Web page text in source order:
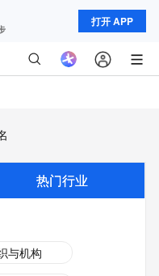
打开 APP
热门行业
与机构